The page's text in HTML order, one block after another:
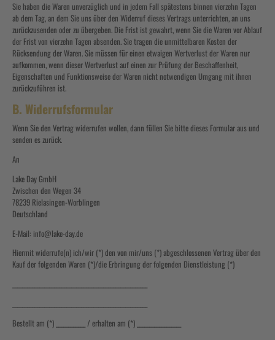
Sie haben die Waren unverzüglich und in jedem Fall spätestens binnen vierzehn Tagen
ab dem Tag, an dem Sie uns über den Widerruf dieses Vertrags unterrichten, an uns
zurückzusenden oder zu übergeben. Die Frist ist gewahrt, wenn Sie die Waren vor Ablauf
der Frist von vierzehn Tagen absenden. Sie tragen die unmittelbaren Kosten der
Rücksendung der Waren. Sie müssen für einen etwaigen Wertverlust der Waren nur
aufkommen, wenn dieser Wertverlust auf einen zur Prüfung der Beschaffenheit,
Eigenschaften und Funktionsweise der Waren nicht notwendigen Umgang mit ihnen
zurückzuführen ist.
B. Widerrufsformular
Wenn Sie den Vertrag widerrufen wollen, dann füllen Sie bitte dieses Formular aus und
senden es zurück.
An
Lake Day GmbH
Zwischen den Wegen 34
78239 Rielasingen-Worblingen
Deutschland
E-Mail: info@lake-day.de
Hiermit widerrufe(n) ich/wir (*) den von mir/uns (*) abgeschlossenen Vertrag über den
Kauf der folgenden Waren (*)/die Erbringung der folgenden Dienstleistung (*)
Bestellt am (*) ____________ / erhalten am (*) __________________